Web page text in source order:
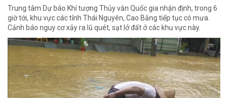
Trung tâm Dự báo Khí tượng Thủy văn Quốc gia nhận định, trong 6
giờ tới, khu vực các tỉnh Thái Nguyên, Cao Bằng tiếp tục có mưa.
Cảnh báo nguy cơ xảy ra lũ quét, sạt lở đất ở các khu vực này.